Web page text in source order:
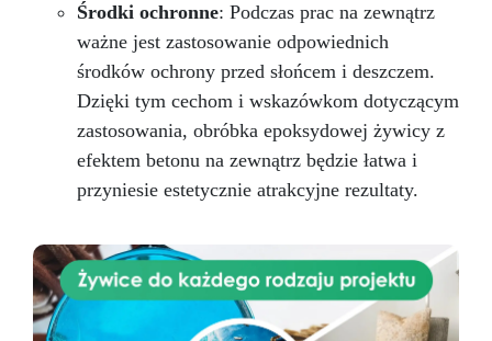
Środki ochronne: Podczas prac na zewnątrz
ważne jest zastosowanie odpowiednich
środków ochrony przed słońcem i deszczem.
Dzięki tym cechom i wskazówkom dotyczącym
zastosowania, obróbka epoksydowej żywicy z
efektem betonu na zewnątrz będzie łatwa i
przyniesie estetycznie atrakcyjne rezultaty.